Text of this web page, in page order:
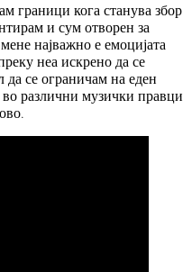
граници кога станува збор
и сум отворен за
најважно е емоцијата
неа искрено да се
се ограничам на еден
различни музички правци